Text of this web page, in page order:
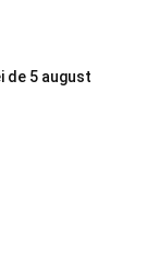
de 5 august